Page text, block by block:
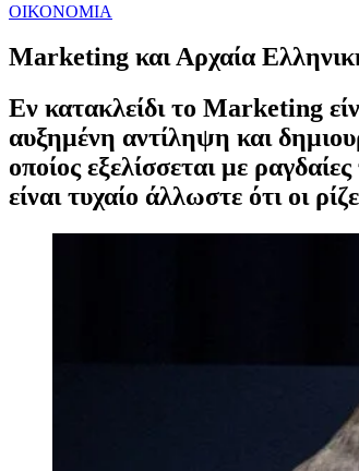
ΟΙΚΟΝΟΜΙΑ
Marketing και Αρχαία
Εν κατακλείδι το Marketing
αυξημένη αντίληψη και
οποίος εξελίσσεται με
είναι τυχαίο άλλωστε ότι οι